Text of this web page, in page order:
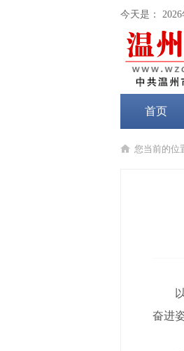
今天是：
首页
党纪学
您当前的位
以实
奋进